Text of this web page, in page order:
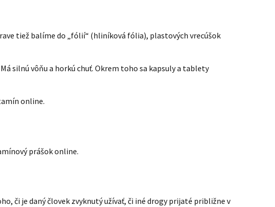
tiež balíme do „fólií“ (hliníková fólia), plastových vrecúšok
silnú vôňu a horkú chuť. Okrem toho sa kapsuly a tablety
online.
prášok online.
či je daný človek zvyknutý užívať, či iné drogy prijaté približne v